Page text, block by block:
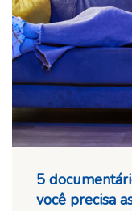
5
você precisa